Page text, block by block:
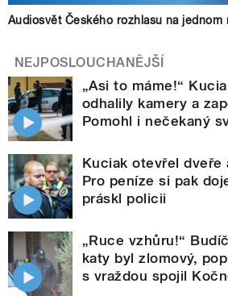
Audiosvět Českého rozhlasu na jednom
NEJPOSLOUCHANĚJŠÍ
„Asi to máme!“
odhalily kamery a
Pomohl i nečekaný
Kuciak otevřel dveře
Pro peníze si pak
práskl policii
„Ruce vzhůru!“
katy byl zlomový,
s vraždou spojil